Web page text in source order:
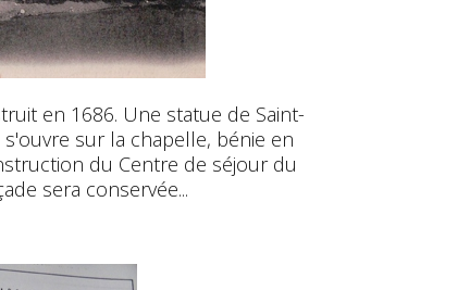
en 1686. Une statue de Saint-
sur la chapelle, bénie en
du Centre de séjour du
sera conservée...